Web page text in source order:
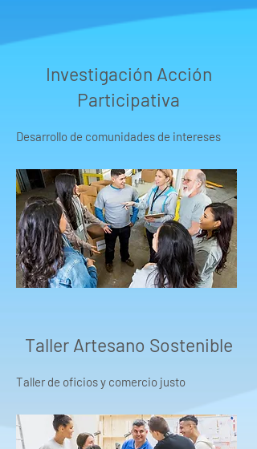
Investigación Acción
Participativa
Desarrollo de comunidades de intereses
Taller Artesano Sostenible
Taller de oficios y comercio justo